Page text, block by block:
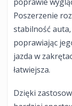
Poszerzenie
stabilność
poprawiając
jazda w
łatwiejsza.
Dzięki